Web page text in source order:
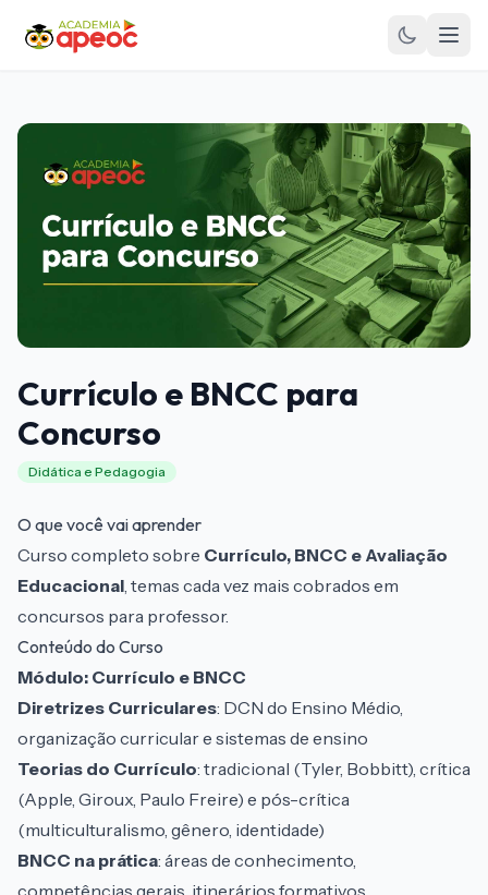
Currículo e BNCC para
Concurso
Didática e Pedagogia
O que você vai aprender
Curso completo sobre Currículo, BNCC e Avaliação
Educacional , temas cada vez mais cobrados em
concursos para professor.
Conteúdo do Curso
Módulo: Currículo e BNCC
Diretrizes Curriculares: DCN do Ensino Médio,
organização curricular e sistemas de ensino
Teorias do Currículo: tradicional (Tyler, Bobbitt), crítica
(Apple, Giroux, Paulo Freire) e pós-crítica
(multiculturalismo, gênero, identidade)
BNCC na prática: áreas de conhecimento,
competências gerais, itinerários formativos